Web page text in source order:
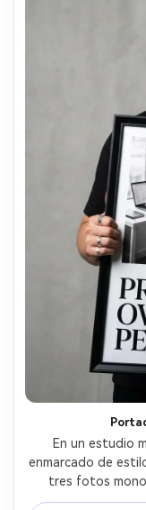
En un estudio
enmarcado de
tres fotos
"Progress over